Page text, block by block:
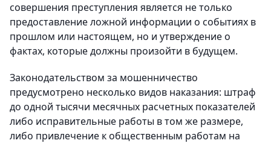
совершения преступления является не только
предоставление ложной информации о событиях в
прошлом или настоящем, но и утверждение о
фактах, которые должны произойти в будущем.
Законодательством за мошенничество
предусмотрено несколько видов наказания: штраф
до одной тысячи месячных расчетных показателей
либо исправительные работы в том же размере,
либо привлечение к общественным работам на